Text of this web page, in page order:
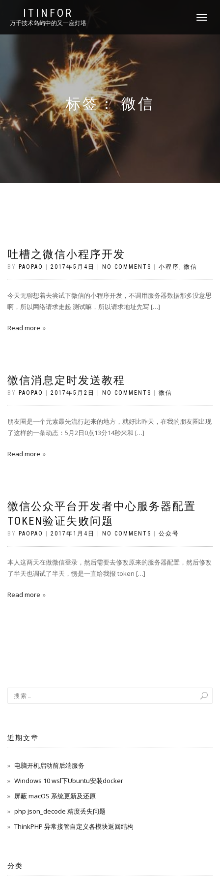
ITINFOR
万千技术岛屿中的又一座灯塔
TOGGLE
标签：微信
吐槽之微信小程序开发
BY PAOPAO 2017年5月4日 NO COMMENTS 小程序 , 微信
今天无聊想着去尝试下微信的小程序开发，不调用服务器数据那多没意思
啊，所以网络请求走起 测试嘛，所以请求地址先写 […]
Read more
微信消息定时发送教程
BY PAOPAO 2017年5月2日 NO COMMENTS 微信
朋友圈是一个元素最先流行起来的地方，就好比昨天，在我的朋友圈出现
了这样的一条动态：5月2日0点13分14秒来和 […]
Read more
微信公众平台开发者中心服务器配置
TOKEN验证失败问题
BY PAOPAO 2017年1月4日 NO COMMENTS 公众号
本人这两天在做微信登录，然后需要去修改原来的服务器配置，然后修改
了半天也调试了半天，愣是一直给我报 token […]
Read more
近期文章
电脑开机启动前后端服务
Windows 10 wsl下Ubuntu安装docker
屏蔽 macOS 系统更新及还原
php json_decode 精度丢失问题
ThinkPHP 异常接管自定义各模块返回结构
分类